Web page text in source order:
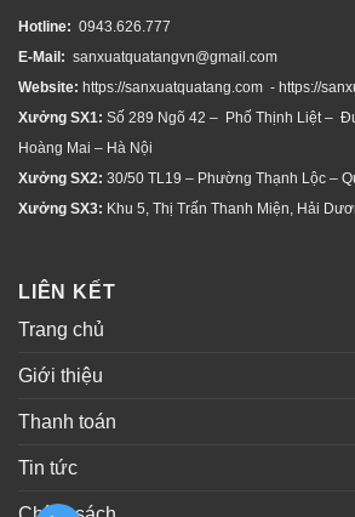
Hotline: 0943.626.777
E-Mail: sanxuatquatangvn@gmail.com
Website: https://sanxuatquatang.com - https://
Xưởng SX1: Số 289 Ngõ 42 – Phố Thịnh Liệt –
Hoàng Mai – Hà Nội
Xưởng SX2: 30/50 TL19 – Phường Thạnh Lộc –
Xưởng SX3: Khu 5, Thị Trấn Thanh Miện, Hải
LIÊN KẾT
Trang chủ
Giới thiệu
Thanh toán
Tin tức